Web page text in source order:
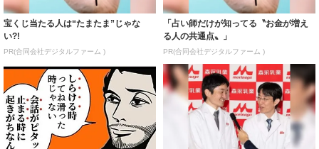
宝くじ当たる人は“たまたま”じゃな
い?!
PR(合同会社デジタルファーム )
「占い師だけが知ってる〝お金が増え
る人の共通点〟」
PR(合同会社デジタルファーム )